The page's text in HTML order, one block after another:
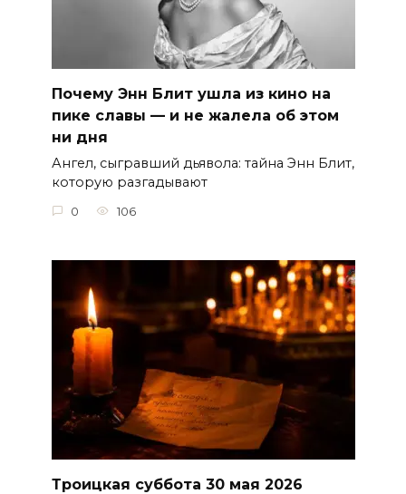
Почему Энн Блит ушла из кино на
пике славы — и не жалела об этом
ни дня
Ангел, сыгравший дьявола: тайна Энн Блит,
которую разгадывают
0 106
Троицкая суббота 30 мая 2026